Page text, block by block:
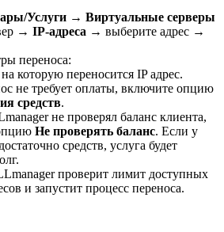
Услуги → Виртуальные серверы
→ IP-адреса → выберите адрес →
переноса:
на которую переносится IP адрес.
не требует оплаты, включите опцию
средств.
не проверял баланс клиента,
Не проверять баланс. Если у
средств, услуга будет
проверит лимит доступных
и запустит процесс переноса.